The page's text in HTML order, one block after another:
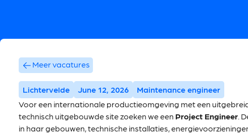
Meer vacatures
Lichtervelde June 12, 2026
Maintenance engineer
Voor een internationale productieomgeving met een
technisch uitgebouwde site zoeken we een Project Engineer.
in haar gebouwen, technische installaties,